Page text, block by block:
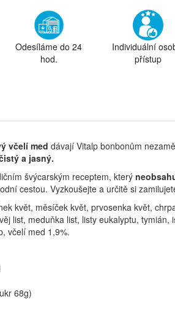
Odesíláme do 24
hod.
Individuální
přístup
včelí med dávají Vitalp bonbonům
a jasný.
švýcarským receptem, který
cestou. Vyzkoušejte a určitě si
květ, měsíček květ, prvosenka květ,
list, meduňka list, listy eukalyptu, tymián,
včelí med 1,9%.
68g)